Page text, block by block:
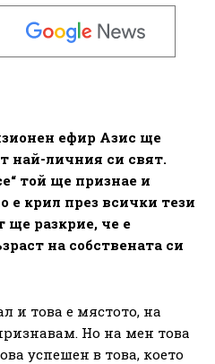
ефир Азис ще
най-личния си свят.
той ще признае и
е крил през всички тези
ще разкрие, че е
на собствената си
и това е мястото, на
Но на мен това
успешен в това, което